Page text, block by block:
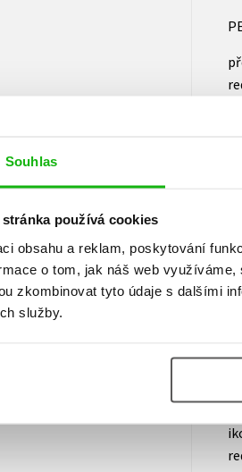
Souhlas
stránka používá cookies
obsahu a reklam, poskytování
o tom, jak náš web
zkombinovat tyto údaje s dalšími
služby.